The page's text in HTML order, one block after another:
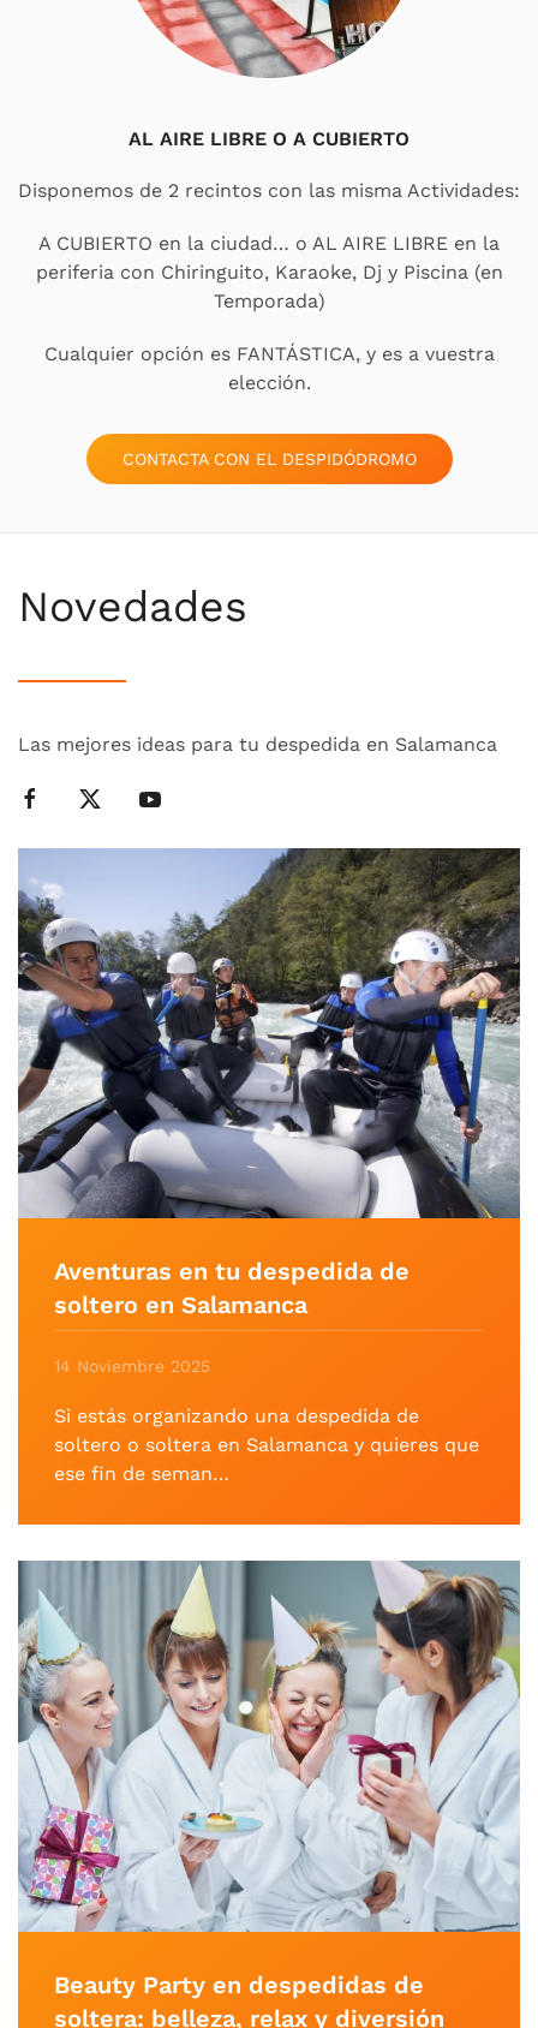
AL AIRE LIBRE O A CUBIERTO
Disponemos de 2 recintos con las misma Actividades:
A CUBIERTO en la ciudad… o AL AIRE LIBRE en la
periferia con Chiringuito, Karaoke, Dj y Piscina (en
Temporada)
Cualquier opción es FANTÁSTICA, y es a vuestra
elección.
CONTACTA CON EL DESPIDÓDROMO
Novedades
Las mejores ideas para tu despedida en Salamanca
Aventuras en tu despedida de
soltero en Salamanca
14 Noviembre 2025
Si estás organizando una despedida de
soltero o soltera en Salamanca y quieres que
ese fin de seman…
Beauty Party en despedidas de
soltera: belleza, relax y diversión